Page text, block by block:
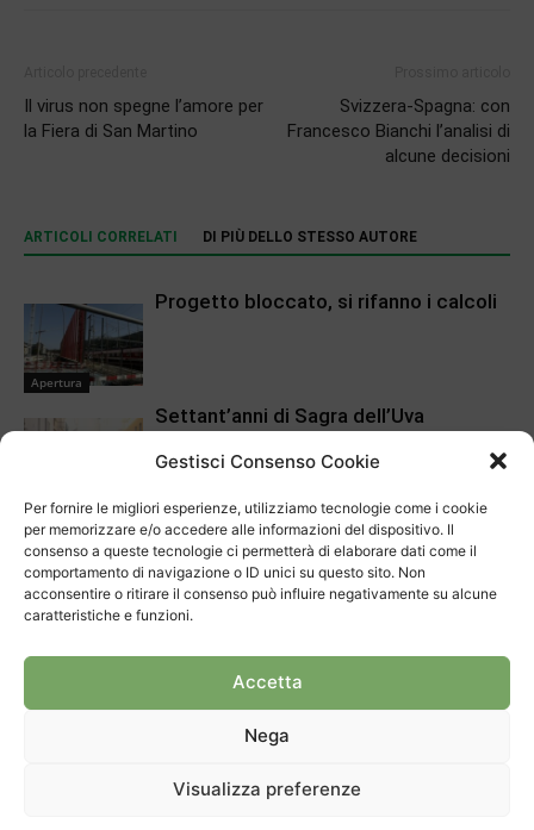
Gestisci Consenso Cookie
Per fornire le migliori esperienze, utilizziamo tecnologie come i cookie
per memorizzare e/o accedere alle informazioni del dispositivo. Il
consenso a queste tecnologie ci permetterà di elaborare dati come il
comportamento di navigazione o ID unici su questo sito. Non
acconsentire o ritirare il consenso può influire negativamente su alcune
caratteristiche e funzioni.
Accetta
Nega
Visualizza preferenze
Il virus non spegne l’amore per
la Fiera di San Martino
Svizzera-Spagna: con
Francesco Bianchi l’analisi di
alcune decisioni
ARTICOLI CORRELATI DI PIÙ DELLO STESSO AUTORE
Apertura
Progetto bloccato, si rifanno i calcoli
Settant’anni di Sagra dell’Uva
Apertura
Chiasso, la polizia ha una nuova guida
autorizzati”